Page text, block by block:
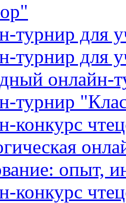
турнир
турнир
онлайн-
турнир
конкурс
опыт,
конкурс